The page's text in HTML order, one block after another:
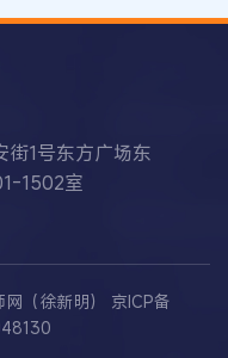
街1号东方广场东
1502室
（徐新明） 京ICP备